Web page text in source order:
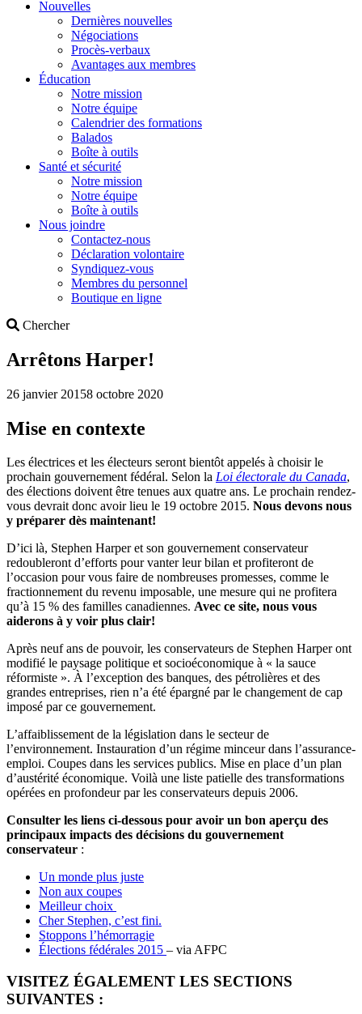
Nouvelles
Dernières nouvelles
Négociations
Procès-verbaux
Avantages aux membres
Éducation
Notre mission
Notre équipe
Calendrier des formations
Balados
Boîte à outils
Santé et sécurité
Notre mission
Notre équipe
Boîte à outils
Nous joindre
Contactez-nous
Déclaration volontaire
Syndiquez-vous
Membres du personnel
Boutique en ligne
ChercherSearch
Arrêtons Harper!
26 janvier 20158 octobre 2020
Mise en contexte
Les électrices et les électeurs seront bientôt appelés à choisir le
prochain gouvernement fédéral. Selon la Loi électorale du Canada,
des élections doivent être tenues aux quatre ans. Le prochain rendez-
vous devrait donc avoir lieu le 19 octobre 2015. Nous devons nous
y préparer dès maintenant!
D’ici là, Stephen Harper et son gouvernement conservateur
redoubleront d’efforts pour vanter leur bilan et profiteront de
l’occasion pour vous faire de nombreuses promesses, comme le
fractionnement du revenu imposable, une mesure qui ne profitera
qu’à 15 % des familles canadiennes. Avec ce site, nous vous
aiderons à y voir plus clair!
Après neuf ans de pouvoir, les conservateurs de Stephen Harper ont
modifié le paysage politique et socioéconomique à « la sauce
réformiste ». À l’exception des banques, des pétrolières et des
grandes entreprises, rien n’a été épargné par le changement de cap
imposé par ce gouvernement.
L’affaiblissement de la législation dans le secteur de
l’environnement. Instauration d’un régime minceur dans l’assurance-
emploi. Coupes dans les services publics. Mise en place d’un plan
d’austérité économique. Voilà une liste patielle des transformations
opérées en profondeur par les conservateurs depuis 2006.
Consulter les liens ci-dessous pour avoir un bon aperçu des
principaux impacts des décisions du gouvernement
conservateur :
Un monde plus juste
Non aux coupes
Meilleur choix
Cher Stephen, c’est fini.
Stoppons l’hémorragie
Élections fédérales 2015 – via AFPC
VISITEZ ÉGALEMENT LES SECTIONS
SUIVANTES :